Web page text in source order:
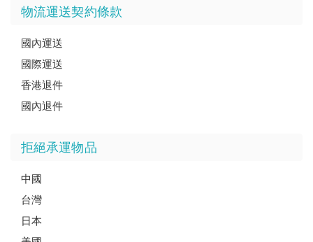
物流運送契約條款
國內運送
國際運送
香港退件
國內退件
拒絕承運物品
中國
台灣
日本